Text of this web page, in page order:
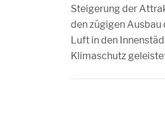
Steigerung der
den zügigen
Luft in den
Klimaschutz